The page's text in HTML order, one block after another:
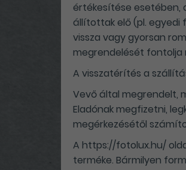
értékesítése esetében,
állítottak elő (pl. egyedi
vissza vagy gyorsan
megrendelését fontolja
A visszatérítés a
Vevő által megrendelt,
Eladónak megfizetni,
megérkezésétől
A https://fotolux.hu/
terméke. Bármilyen